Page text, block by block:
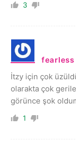
3
fearless
İtzy için çok
olarakta çok
görünce şok
1